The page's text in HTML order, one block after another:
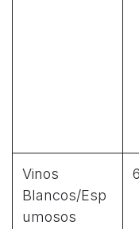
Vinos
Blancos/Esp
umosos